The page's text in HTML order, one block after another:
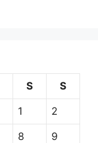
S S
1 2
8 9